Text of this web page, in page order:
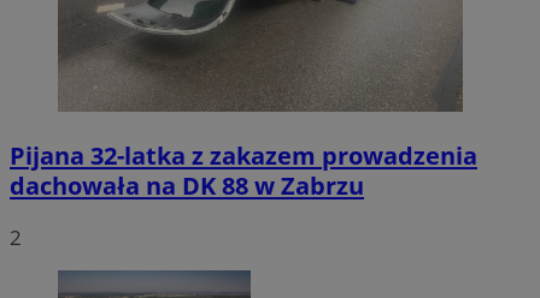
Pijana 32-latka z zakazem prowadzenia
dachowała na DK 88 w Zabrzu
2